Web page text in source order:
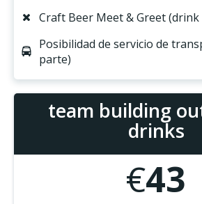
Craft Beer Meet & Greet (drink
Posibilidad de servicio de
parte)
team building
drinks
€43